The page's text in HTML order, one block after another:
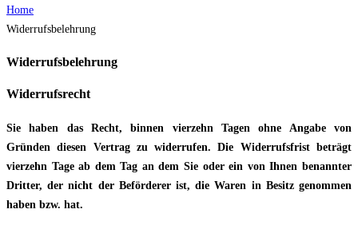
Home
Widerrufsbelehrung
Widerrufsbelehrung
Widerrufsrecht
Sie haben das Recht, binnen vierzehn Tagen ohne Angabe von
Gründen diesen Vertrag zu widerrufen. Die Widerrufsfrist beträgt
vierzehn Tage ab dem Tag an dem Sie oder ein von Ihnen benannter
Dritter, der nicht der Beförderer ist, die Waren in Besitz genommen
haben bzw. hat.